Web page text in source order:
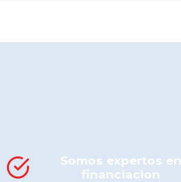
Somos expertos en
financiacion